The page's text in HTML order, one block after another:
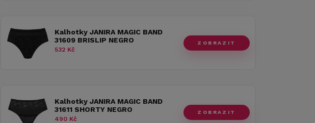
Kalhotky JANIRA MAGIC BAND
31609 BRISLIP NEGRO
532 Kč
ZOBRAZIT
Kalhotky JANIRA MAGIC BAND
31611 SHORTY NEGRO
490 Kč
ZOBRAZIT